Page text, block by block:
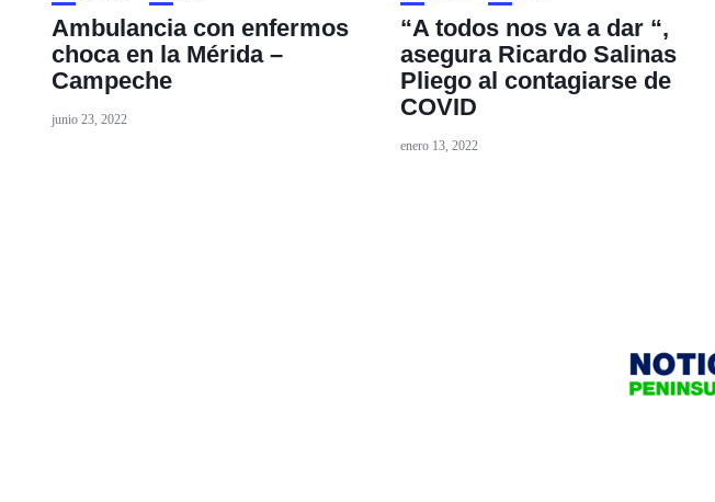
Ambulancia con enfermos
choca en la Mérida –
Campeche
junio 23, 2022
“A todos nos va a dar “,
asegura Ricardo Salinas
Pliego al contagiarse de
COVID
enero 13, 2022